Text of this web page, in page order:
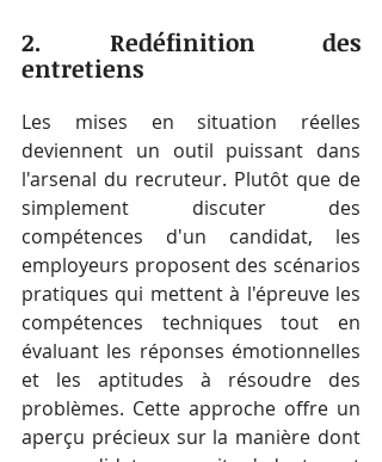
2. Redéfinition des
entretiens
Les mises en situation réelles
deviennent un outil puissant dans
l'arsenal du recruteur. Plutôt que de
simplement discuter des
compétences d'un candidat, les
employeurs proposent des scénarios
pratiques qui mettent à l'épreuve les
compétences techniques tout en
évaluant les réponses émotionnelles
et les aptitudes à résoudre des
problèmes. Cette approche offre un
aperçu précieux sur la manière dont